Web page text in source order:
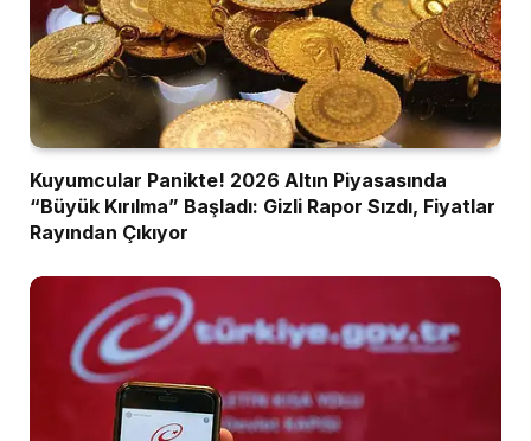
Kuyumcular Panikte! 2026 Altın Piyasasında
“Büyük Kırılma” Başladı: Gizli Rapor Sızdı, Fiyatlar
Rayından Çıkıyor